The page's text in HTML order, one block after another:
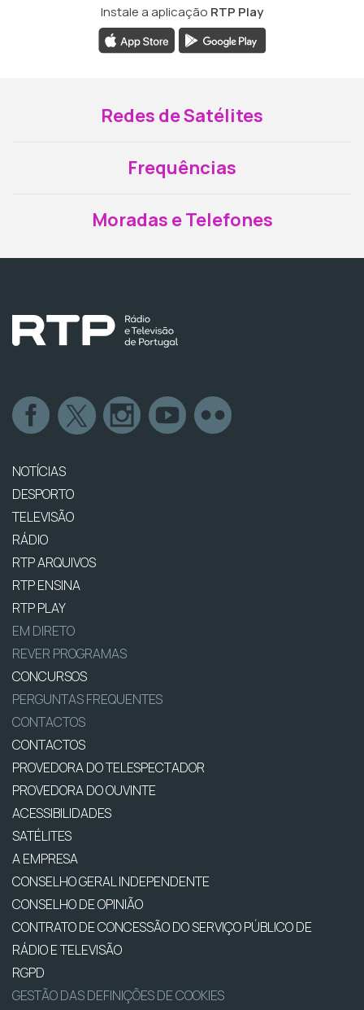
Instale a aplicação RTP Play
Redes de Satélites
Frequências
Moradas e Telefones
NOTÍCIAS
DESPORTO
TELEVISÃO
RÁDIO
RTP ARQUIVOS
RTP ENSINA
RTP PLAY
EM DIRETO
REVER PROGRAMAS
CONCURSOS
PERGUNTAS FREQUENTES
CONTACTOS
CONTACTOS
PROVEDORA DO TELESPECTADOR
PROVEDORA DO OUVINTE
ACESSIBILIDADES
SATÉLITES
A EMPRESA
CONSELHO GERAL INDEPENDENTE
CONSELHO DE OPINIÃO
CONTRATO DE CONCESSÃO DO SERVIÇO PÚBLICO DE
RÁDIO E TELEVISÃO
RGPD
GESTÃO DAS DEFINIÇÕES DE COOKIES